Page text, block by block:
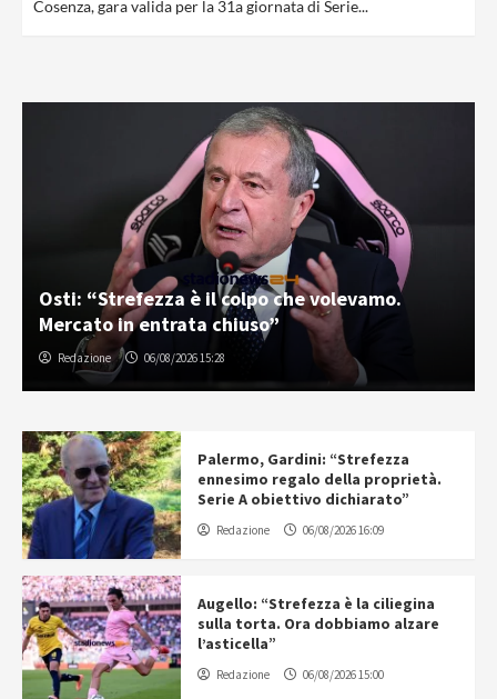
Cosenza, gara valida per la 31a giornata di Serie...
Osti: “Strefezza è il colpo che volevamo.
Mercato in entrata chiuso”
Redazione 06/08/2026 15:28
Palermo, Gardini: “Strefezza
ennesimo regalo della proprietà.
Serie A obiettivo dichiarato”
Redazione 06/08/2026 16:09
Augello: “Strefezza è la ciliegina
sulla torta. Ora dobbiamo alzare
l’asticella”
Redazione 06/08/2026 15:00